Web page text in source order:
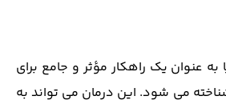
به عنوان یک راهکار مؤثر و جامع برای
می شود. این درمان می ‌تواند به